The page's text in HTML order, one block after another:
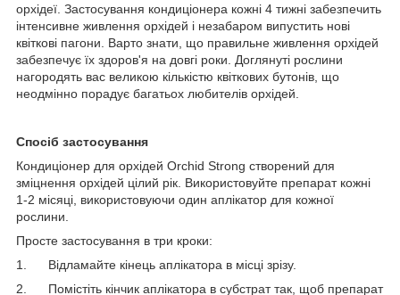
орхідеї. Застосування кондиціонера кожні 4 тижні забезпечить
інтенсивне живлення орхідей і незабаром випустить нові
квіткові пагони. Варто знати, що правильне живлення орхідей
забезпечує їх здоров'я на довгі роки. Доглянуті рослини
нагородять вас великою кількістю квіткових бутонів, що
неодмінно порадує багатьох любителів орхідей.
Спосіб застосування
Кондиціонер для орхідей Orchid Strong створений для
зміцнення орхідей цілий рік. Використовуйте препарат кожні
1-2 місяці, використовуючи один аплікатор для кожної
рослини.
Просте застосування в три кроки:
1. Відламайте кінець аплікатора в місці зрізу.
2. Помістіть кінчик аплікатора в субстрат так, щоб препарат